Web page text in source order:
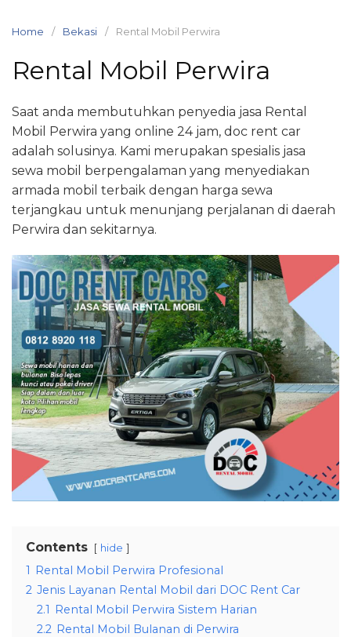
Home Bekasi Rental Mobil Perwira
Rental Mobil Perwira
Saat anda membutuhkan penyedia jasa Rental
Mobil Perwira yang online 24 jam, doc rent car
adalah solusinya. Kami merupakan spesialis jasa
sewa mobil berpengalaman yang menyediakan
armada mobil terbaik dengan harga sewa
terjangkau untuk menunjang perjalanan di daerah
Perwira dan sekitarnya.
Contents hide
1 Rental Mobil Perwira Profesional
2 Jenis Layanan Rental Mobil dari DOC Rent Car
2.1 Rental Mobil Perwira Sistem Harian
2.2 Rental Mobil Bulanan di Perwira